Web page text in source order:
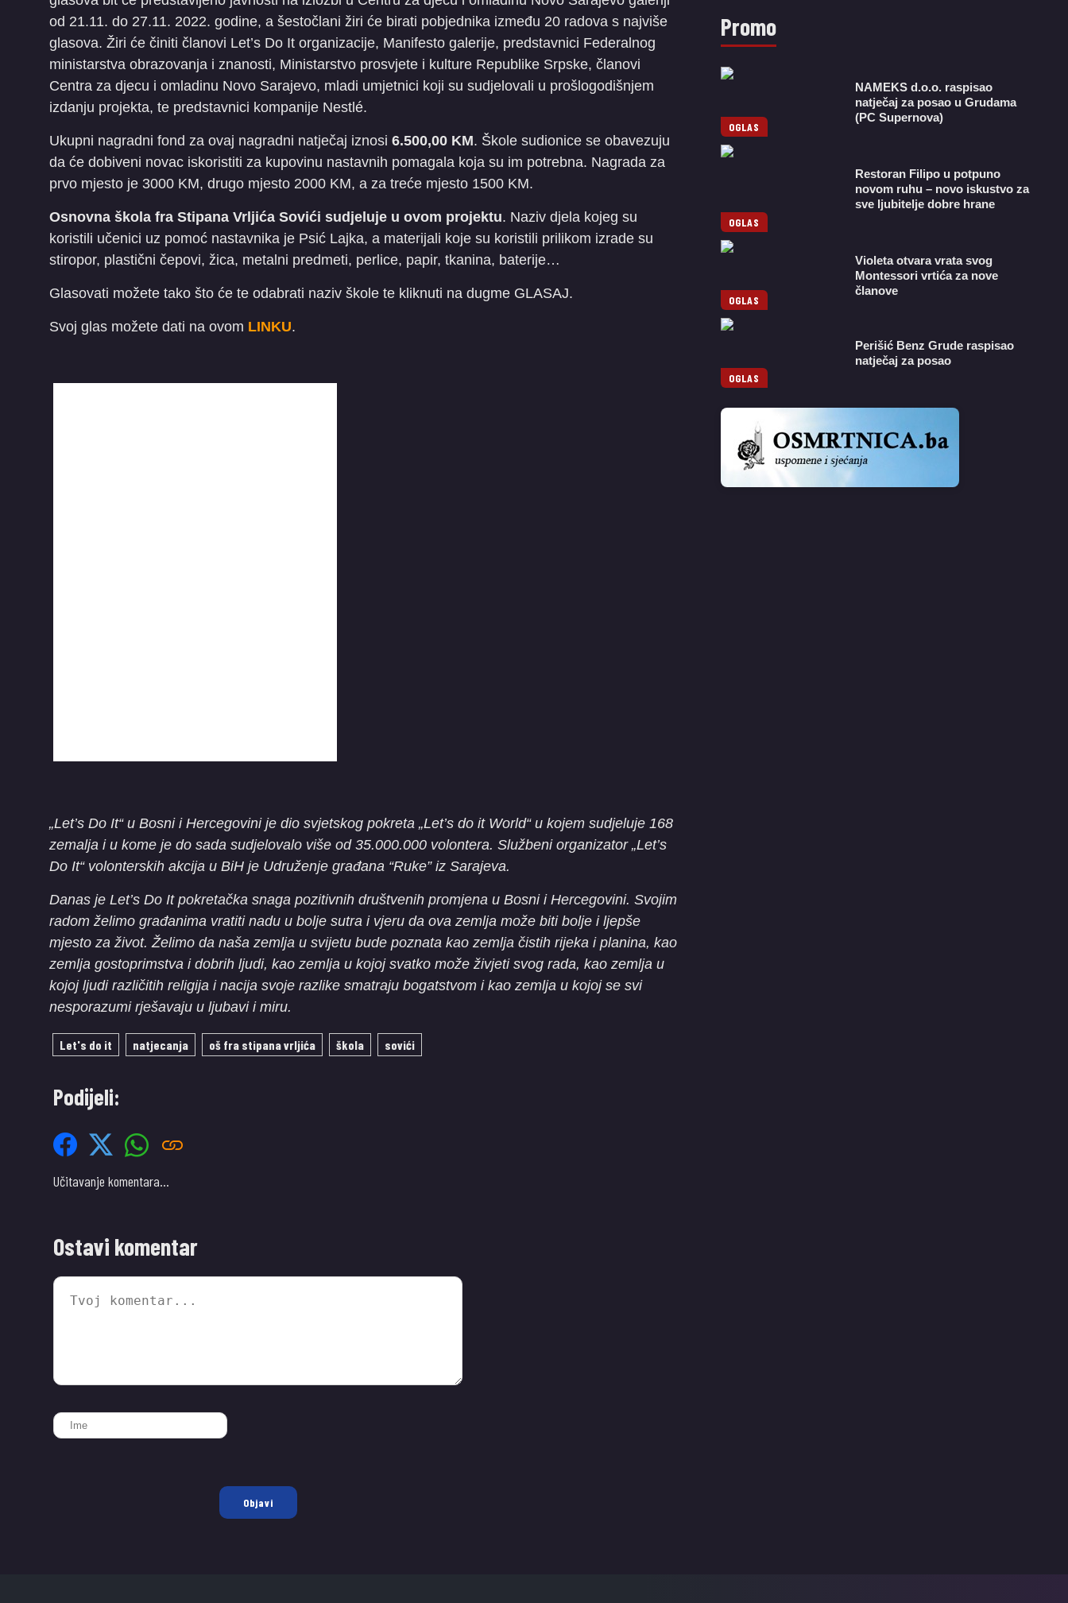
od 21.11. do 27.11. 2022. godine, a šestočlani žiri će birati pobjednika između 20 radova s najviše
glasova. Žiri će činiti članovi Let’s Do It organizacije, Manifesto galerije, predstavnici Federalnog
ministarstva obrazovanja i znanosti, Ministarstvo prosvjete i kulture Republike Srpske, članovi
Centra za djecu i omladinu Novo Sarajevo, mladi umjetnici koji su sudjelovali u prošlogodišnjem
izdanju projekta, te predstavnici kompanije Nestlé.
Ukupni nagradni fond za ovaj nagradni natječaj iznosi 6.500,00 KM. Škole sudionice se obavezuju
da će dobiveni novac iskoristiti za kupovinu nastavnih pomagala koja su im potrebna. Nagrada za
prvo mjesto je 3000 KM, drugo mjesto 2000 KM, a za treće mjesto 1500 KM.
Osnovna škola fra Stipana Vrljića Sovići sudjeluje u ovom projektu. Naziv djela kojeg su
koristili učenici uz pomoć nastavnika je Psić Lajka, a materijali koje su koristili prilikom izrade su
stiropor, plastični čepovi, žica, metalni predmeti, perlice, papir, tkanina, baterije…
Glasovati možete tako što će te odabrati naziv škole te kliknuti na dugme GLASAJ.
Svoj glas možete dati na ovom LINKU.
„Let’s Do It“ u Bosni i Hercegovini je dio svjetskog pokreta „Let’s do it World“ u kojem sudjeluje 168
zemalja i u kome je do sada sudjelovalo više od 35.000.000 volontera. Službeni organizator „Let’s
Do It“ volonterskih akcija u BiH je Udruženje građana “Ruke” iz Sarajeva.
Danas je Let’s Do It pokretačka snaga pozitivnih društvenih promjena u Bosni i Hercegovini. Svojim
radom želimo građanima vratiti nadu u bolje sutra i vjeru da ova zemlja može biti bolje i ljepše
mjesto za život. Želimo da naša zemlja u svijetu bude poznata kao zemlja čistih rijeka i planina, kao
zemlja gostoprimstva i dobrih ljudi, kao zemlja u kojoj svatko može živjeti svog rada, kao zemlja u
kojoj ljudi različitih religija i nacija svoje razlike smatraju bogatstvom i kao zemlja u kojoj se svi
nesporazumi rješavaju u ljubavi i miru.
Let's do it natjecanja oš fra stipana vrljića škola sovići
Podijeli:
Učitavanje komentara…
Ostavi komentar
Objavi
Promo
OGLAS
NAMEKS d.o.o. raspisao
natječaj za posao u Grudama
(PC Supernova)
OGLAS
Restoran Filipo u potpuno
novom ruhu – novo iskustvo za
sve ljubitelje dobre hrane
OGLAS
Violeta otvara vrata svog
Montessori vrtića za nove
članove
OGLAS
Perišić Benz Grude raspisao
natječaj za posao